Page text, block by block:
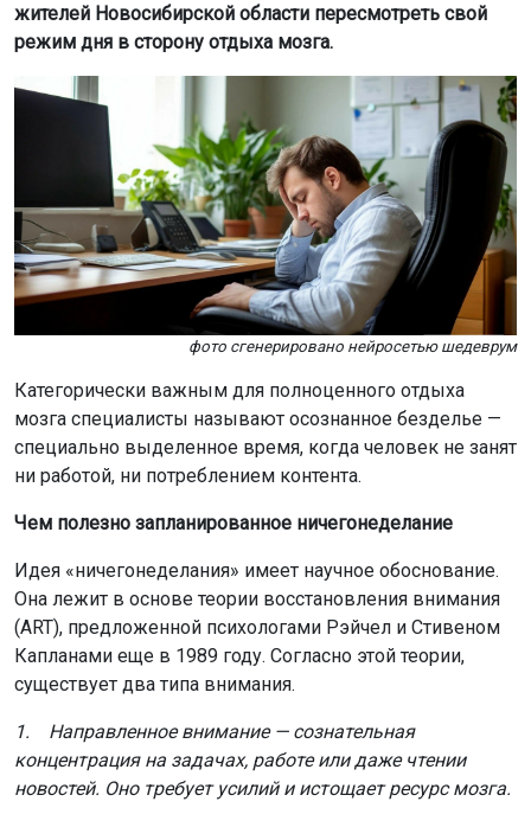
жителей Новосибирской области пересмотреть свой
режим дня в сторону отдыха мозга.
фото сгенерировано нейросетью шедеврум
Категорически важным для полноценного отдыха
мозга специалисты называют осознанное безделье —
специально выделенное время, когда человек не занят
ни работой, ни потреблением контента.
Чем полезно запланированное ничегонеделание
Идея «ничегонеделания» имеет научное обоснование.
Она лежит в основе теории восстановления внимания
(ART), предложенной психологами Рэйчел и Стивеном
Капланами еще в 1989 году. Согласно этой теории,
существует два типа внимания.
1. Направленное внимание — сознательная
концентрация на задачах, работе или даже чтении
новостей. Оно требует усилий и истощает ресурс мозга.